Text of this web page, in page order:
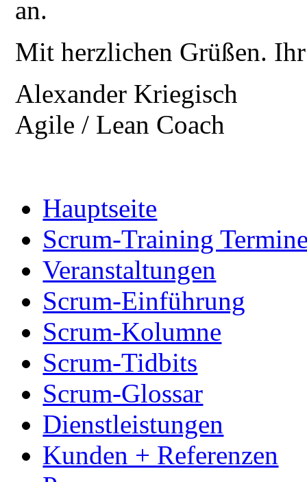
an.
Mit herzlichen Grüßen. Ihr
Alexander Kriegisch
Agile / Lean Coach
Hauptseite
Scrum-Training
Veranstaltungen
Scrum-Einführung
Scrum-Kolumne
Scrum-Tidbits
Scrum-Glossar
Dienstleistungen
Kunden + Referenzen